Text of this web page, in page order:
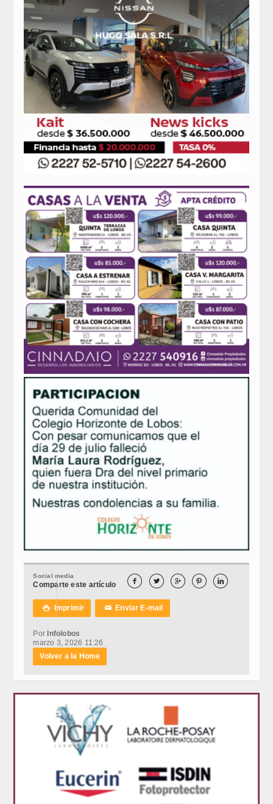
Social media
Comparte este artículo     
 Imprimir ✉Enviar E-mail
Por Infolobos
marzo 3, 2026 11:26
Volver a la Home